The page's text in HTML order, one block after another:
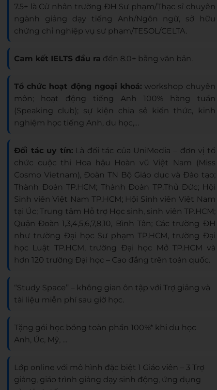
7.5+ là Cử nhân trường ĐH Sư phạm/Thạc sĩ chuyên
ngành giảng dạy tiếng Anh/Ngôn ngữ, sở hữu
chứng chỉ nghiệp vụ sư phạm/TESOL/CELTA.
Cam kết IELTS đầu ra đến 8.0+ bằng văn bản.
Tổ chức hoạt động ngoại khoá: workshop chuyên
môn; hoạt động tiếng Anh 100% hàng tuần
(Speaking club); sự kiện chia sẻ kiến thức, kinh
nghiệm học tiếng Anh, du học,…
Đối tác uy tín:Là đối tác của UniMedia – đơn vị tổ
chức cuộc thi Hoa hậu Hoàn vũ Việt Nam (Miss
Cosmo Vietnam), Đoàn TN Bộ Giáo dục và Đào tạo;
Thành Đoàn TP.HCM; Thành Đoàn TP.Thủ Đức; Hội
Sinh viên Việt Nam TP.HCM; Hội Sinh viên Việt Nam
tại Úc; Trung tâm Hỗ trợ Học sinh, sinh viên TP.HCM;
Quận Đoàn 1,3,4,5,6,7,8,10, Bình Tân; Các trường ĐH
như trường Đại học Sư phạm TP.HCM, trường Đại
học Luật TP.HCM, trường Đại học Mở TP.HCM và
hơn 120 trường Đại học – Cao đẳng trên toàn quốc.
“Study Space” – không gian ôn tập với Trợ giảng và
tài liệu miễn phí sau giờ học.
Tặng gói học bổng toàn phần 100%* khi du học
Anh, Úc, Mỹ, …
Lớp online với mô hình đặc biệt 1 Giáo viên – 3 Trợ
giảng, giáo trình giảng dạy sinh động, ứng dụng